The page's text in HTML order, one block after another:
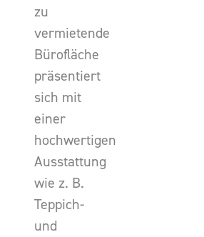
zu
vermietende
Bürofläche
präsentiert
sich mit
einer
hochwertigen
Ausstattung
wie z. B.
Teppich-
und